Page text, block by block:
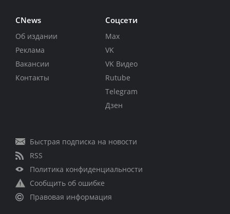
CNews
Об издании
Реклама
Вакансии
Контакты
Соцсети
Max
VK
VK Видео
Rutube
Telegram
Дзен
Быстрая подписка на новости
RSS
Политика конфиденциальности
Сообщить об ошибке
Правовая информация